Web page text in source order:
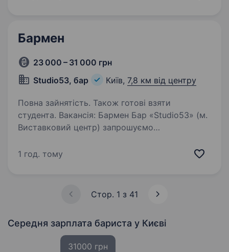
Бармен
23 000 – 31 000 грн
Studio53, бар
Київ, 7,8 км від центру
Повна зайнятість. Також готові взяти
студента. Вакансія: Бармен Бар «Studio53» (м.
Виставковий центр) запрошуємо
приєднатися до нашої дружньої команди
1 год. тому
Стор. 1 з 41
Середня зарплата бариста у Києві
31000 грн